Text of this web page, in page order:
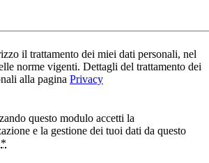
il trattamento dei miei dati personali, nel
norme vigenti. Dettagli del trattamento dei
alla pagina Privacy
questo modulo accetti la
e la gestione dei tuoi dati da questo
*